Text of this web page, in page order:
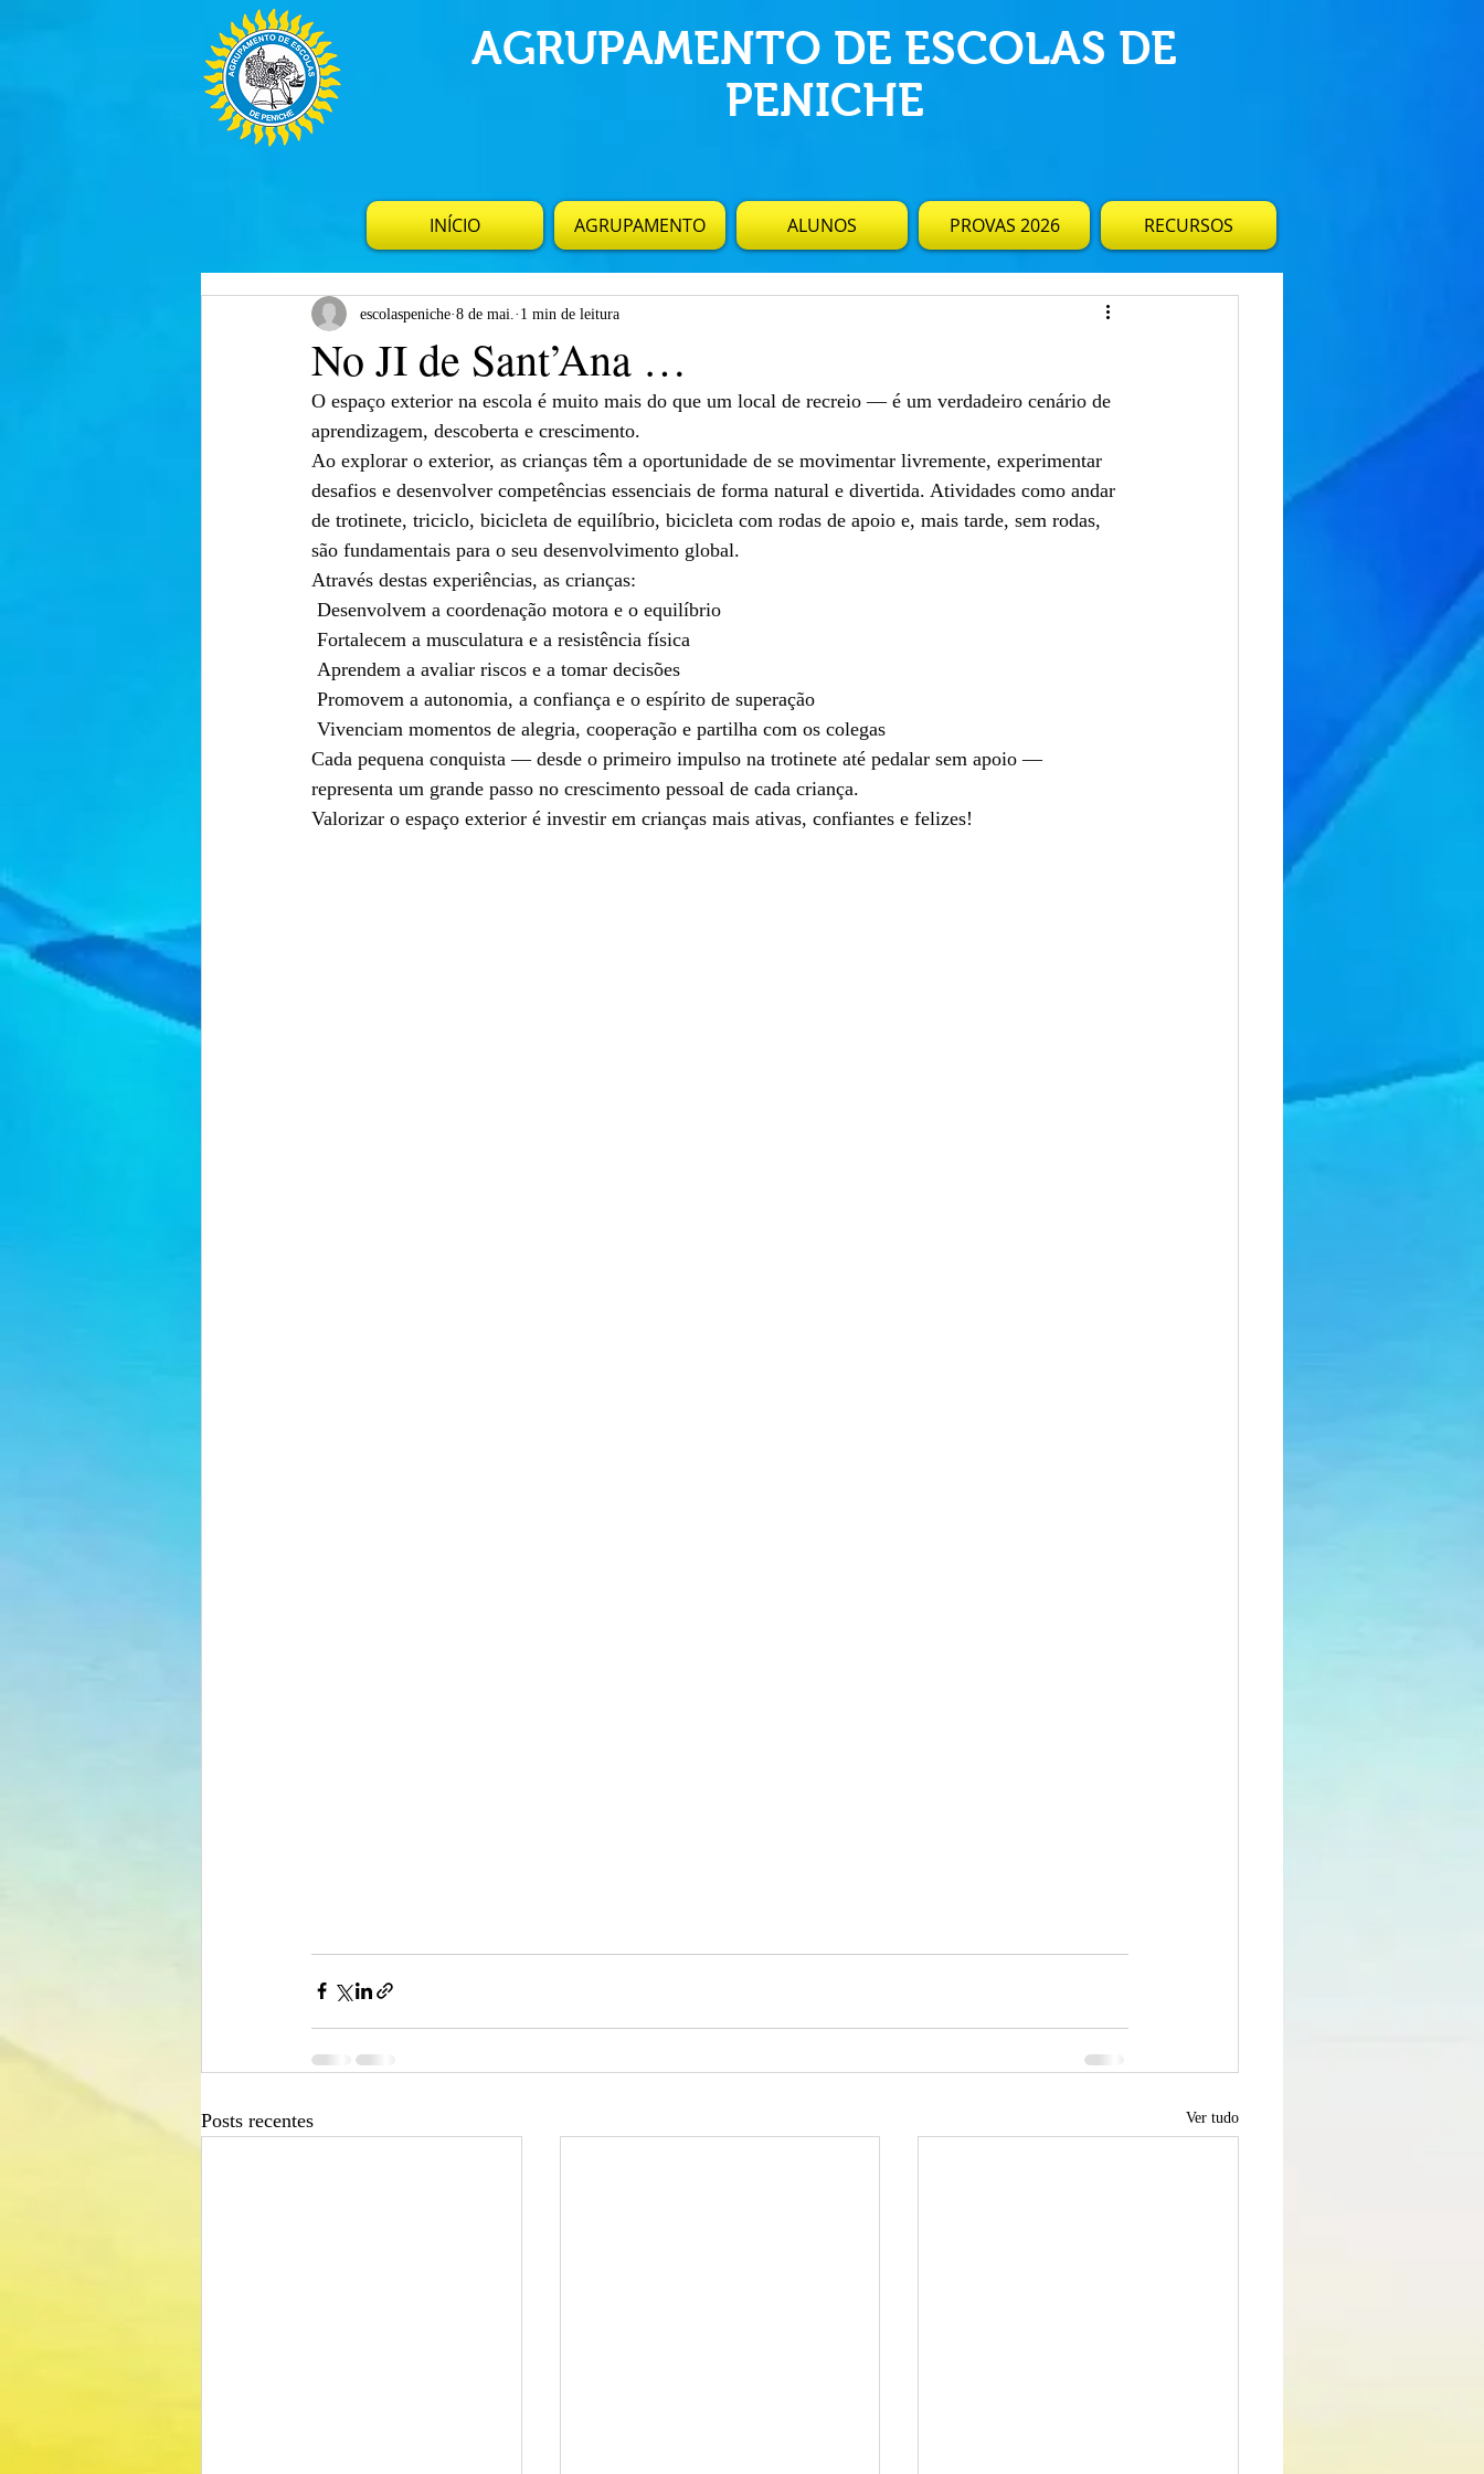
AGRUPAMENTO DE ESCOLAS DE
PENICHE
INÍCIO AGRUPAMENTO ALUNOS PROVAS 2026 RECURSOS
No JI de Sant’Ana …
escolaspeniche 8 de mai. 1 min de leitura
O espaço exterior na escola é muito mais do que um local de recreio — é um verdadeiro cenário de
aprendizagem, descoberta e crescimento.
Ao explorar o exterior, as crianças têm a oportunidade de se movimentar livremente, experimentar
desafios e desenvolver competências essenciais de forma natural e divertida. Atividades como andar
de trotinete, triciclo, bicicleta de equilíbrio, bicicleta com rodas de apoio e, mais tarde, sem rodas,
são fundamentais para o seu desenvolvimento global.
Através destas experiências, as crianças:
Desenvolvem a coordenação motora e o equilíbrio
Fortalecem a musculatura e a resistência física
Aprendem a avaliar riscos e a tomar decisões
Promovem a autonomia, a confiança e o espírito de superação
Vivenciam momentos de alegria, cooperação e partilha com os colegas
Cada pequena conquista — desde o primeiro impulso na trotinete até pedalar sem apoio —
representa um grande passo no crescimento pessoal de cada criança.
Valorizar o espaço exterior é investir em crianças mais ativas, confiantes e felizes!
Posts recentes Ver tudo